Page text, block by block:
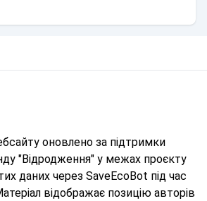
оновлено за підтримки
"Відродження" у межах проєкту
даних через SaveEcoBot під час
відображає позицію авторів